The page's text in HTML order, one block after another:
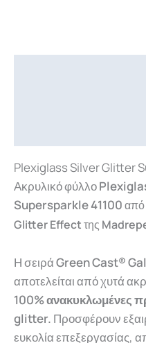
Plexiglass Silver Glitter
Ακρυλικό φύλλο
Supersparkle 41100από
Glitter Effectτης
Η σειράGreen Cast®
αποτελείται από χυτά
100% ανακυκλωμένες
glitter. Προσφέρουν
ευκολία επεξεργασίας,